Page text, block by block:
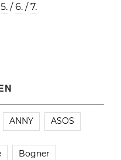
5. /6. /7.
ANNY ASOS
Bogner